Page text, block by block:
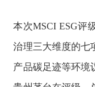
本次MSCI ESG评
治理三大维度的七
产品碳足迹等环境